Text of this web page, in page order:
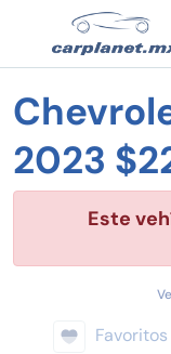
2023
Este
Favoritos